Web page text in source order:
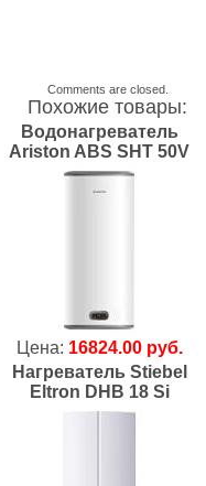
Comments are closed.
Похожие товары:
Водонагреватель
Ariston ABS SHT 50V
Цена: 16824.00 руб.
Нагреватель Stiebel
Eltron DHB 18 Si